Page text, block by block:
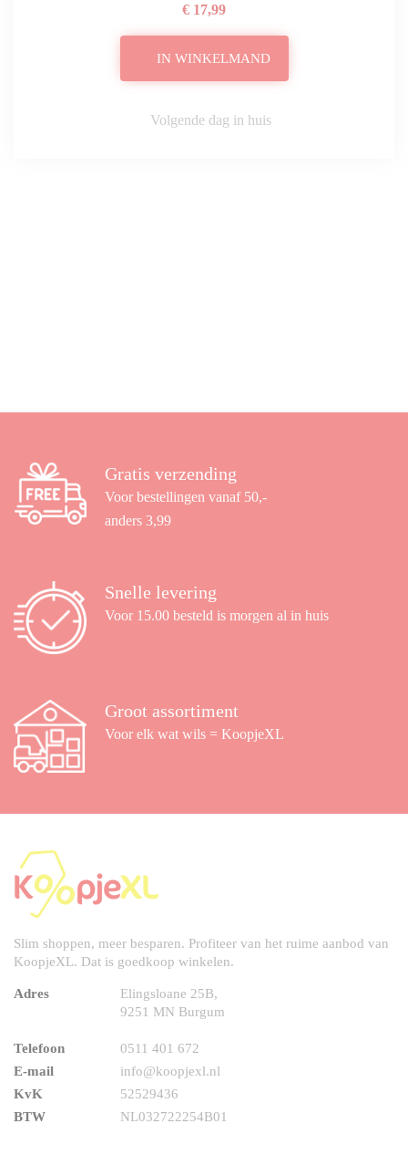
€ 17,99
IN WINKELMAND
Volgende dag in huis
Gratis verzending
Voor bestellingen vanaf 50,-
anders 3,99
Snelle levering
Voor 15.00 besteld is morgen al in huis
Groot assortiment
Voor elk wat wils = KoopjeXL
Slim shoppen, meer besparen. Profiteer van het ruime aanbod van
KoopjeXL. Dat is goedkoop winkelen.
Adres
Elingsloane 25B,
9251 MN Burgum
Telefoon
0511 401 672
E-mail
info@koopjexl.nl
KvK
52529436
BTW
NL032722254B01